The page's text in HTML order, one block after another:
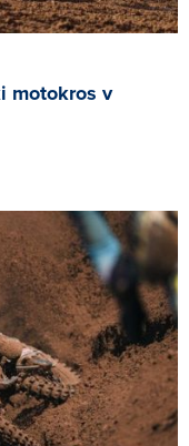
motokros v